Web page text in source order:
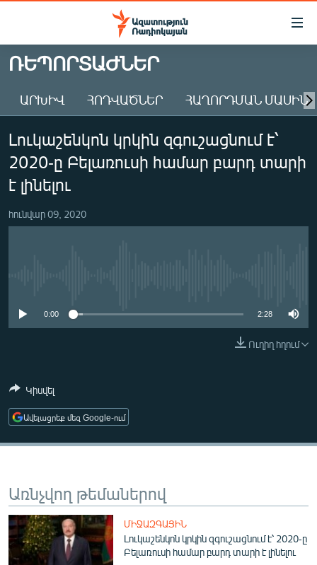
Մատչելիության
Անցնել
հիմնական
Անցնել
հիմնական
մենյուին
Որոնում
ԱԶԱՏՈՒԹՅՈՒՆ TV
ՀԱՅԱՍՏԱՆ
ԸՆՏՐՈՒԹՅՈՒՆՆԵՐ 2026
ԻՐԱՎՈՒՆՔ
ՏՆՏԵՍՈՒԹՅՈՒՆ
ՄԻՋԱԶԳԱՅԻՆ
ՄԵԿՆԱԲԱՆՈՒԹՅՈՒՆ
ՏՏ ԵՒ ԻՆՏԵՐՆԵՏ
ՏԵՍԱՆՅՈՒԹԵՐ
ԲԱՆԱՎԵՃ
ՁԳՏԵԼՈՎ ԼԱՎԱԳՈՒՅՆԻՆ
ՌԵՊՈՐՏԱԺՆԵՐ
ԱՐԽԻՎ ՀՈԴՎԱԾՆԵՐ ՀԱՂՈՐԴՄԱՆ ՄԱՍԻՆ
Լուկաշենկոն կրկին զգուշացնում է՝
2020-ը Բելառուսի համար բարդ տարի
է լինելու
հունվար 09, 2020
0:00 2:28
Ուղիղ հղում
Կիսվել
Ավելացրեք մեզ Google-ում
Առնչվող թեմաներով
ՄԻՋԱԶԳԱՅԻՆ
Լուկաշենկոն կրկին զգուշացնում է՝ 2020-ը
Բելառուսի համար բարդ տարի է լինելու